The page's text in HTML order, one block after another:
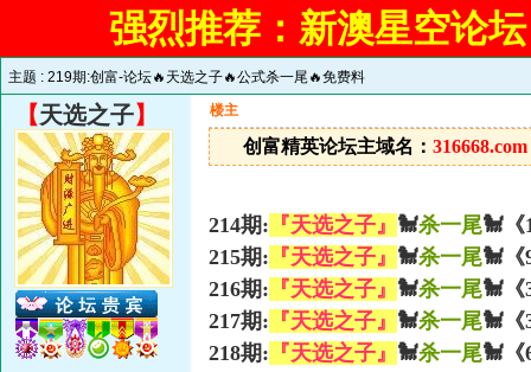
强烈推荐：新澳星空论
主题 : 219期:创富-论坛🔥天选之子🔥公式杀一尾🔥免费料
【天选之子】 楼主
创富精英论坛主域名： 316668.com
214期: 『天选之子』 🐩杀一尾🐩《
215期: 『天选之子』 🐩杀一尾🐩《
216期: 『天选之子』 🐩杀一尾🐩《
217期: 『天选之子』 🐩杀一尾🐩《
218期: 『天选之子』 🐩杀一尾🐩《